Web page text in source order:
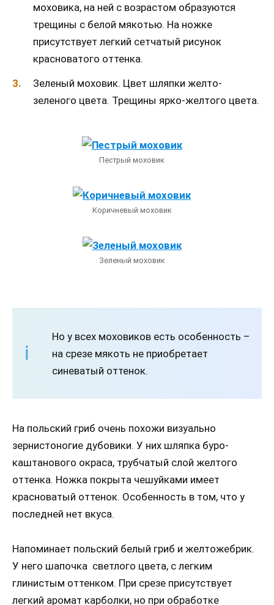
моховика, на ней с возрастом образуются
трещины с белой мякотью. На ножке
присутствует легкий сетчатый рисунок
красноватого оттенка.
Зеленый моховик. Цвет шляпки желто-
зеленого цвета. Трещины ярко-желтого цвета.
Пестрый моховик
Коричневый моховик
Зеленый моховик
Но у всех моховиков есть особенность –
на срезе мякоть не приобретает
синеватый оттенок.
На польский гриб очень похожи визуально
зернистоногие дубовики. У них шляпка буро-
каштанового окраса, трубчатый слой желтого
оттенка. Ножка покрыта чешуйками имеет
красноватый оттенок. Особенность в том, что у
последней нет вкуса.
Напоминает польский белый гриб и желтожебрик.
У него шапочка светлого цвета, с легким
глинистым оттенком. При срезе присутствует
легкий аромат карболки, но при обработке